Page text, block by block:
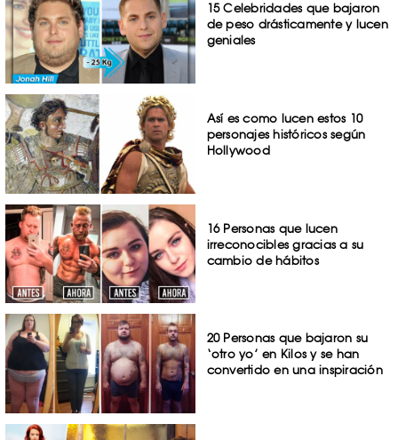
15 Celebridades que bajaron
de peso drásticamente y lucen
geniales
Así es como lucen estos 10
personajes históricos según
Hollywood
16 Personas que lucen
irreconocibles gracias a su
cambio de hábitos
20 Personas que bajaron su
‘otro yo’ en Kilos y se han
convertido en una inspiración